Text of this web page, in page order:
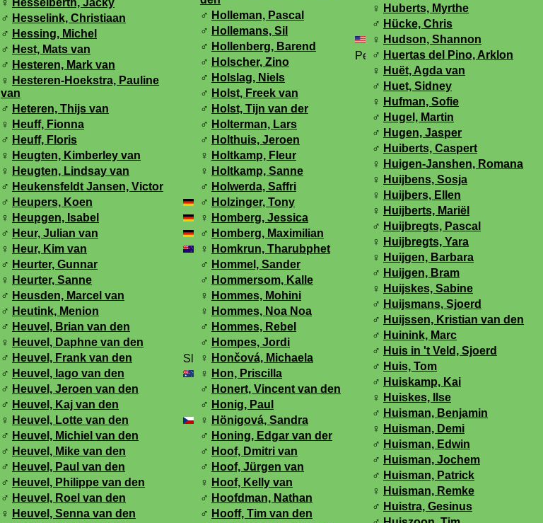
♀ Hesselberth, Jacky
♂ Hesselink, Christiaan
♂ Hessing, Michel
♂ Hest, Mats van
♂ Hesteren, Mark van
♀ Hesteren-Hoekstra, Pauline
van
♂ Heteren, Thijs van
♀ Heuff, Fionna
♂ Heuff, Floris
♀ Heugten, Kimberley van
♀ Heugten, Lindsay van
♂ Heukensfeldt Jansen, Victor
♂ Heupers, Koen
♀ Heupgen, Isabel
♂ Heur, Julian van
♀ Heur, Kim van
♂ Heurter, Gunnar
♀ Heurter, Sanne
♂ Heusden, Marcel van
♂ Heutink, Menion
♂ Heuvel, Brian van den
♀ Heuvel, Daphne van den
♂ Heuvel, Frank van den
♂ Heuvel, Iago van den
♂ Heuvel, Jeroen van den
♂ Heuvel, Kaj van den
♀ Heuvel, Lotte van den
♂ Heuvel, Michiel van den
♂ Heuvel, Mike van den
♂ Heuvel, Paul van den
♂ Heuvel, Philippe van den
♂ Heuvel, Roel van den
♀ Heuvel, Senna van den
♂ Holleman, Pascal
♂ Hollemans, Sil
♂ Hollenberg, Barend
♂ Holscher, Zino
♂ Holslag, Niels
♂ Holst, Freek van
♂ Holst, Tijn van der
♂ Holterman, Lars
♂ Holthuis, Jeroen
♀ Holtkamp, Fleur
♀ Holtkamp, Sanne
♂ Holwerda, Saffri
♂ Holzinger, Tony
♀ Homberg, Jessica
♂ Homberg, Maximilian
♀ Homkrun, Tharubphet
♂ Hommel, Sander
♂ Hommersom, Kalle
♀ Hommes, Mohini
♀ Hommes, Noa Noa
♂ Hommes, Rebel
♂ Hompes, Jordi
♀ Hončová, Michaela
♀ Hon, Priscilla
♂ Honert, Vincent van den
♂ Honig, Paul
♀ Hönigová, Sandra
♂ Honing, Edgar van der
♂ Hoof, Dmitri van
♂ Hoof, Jürgen van
♀ Hoof, Kelly van
♂ Hoofdman, Nathan
♂ Hooff, Tim van den
♀ Huberts, Myrthe
♂ Hücke, Chris
♀ Hudson, Shannon
♂ Huertas del Pino, Arklon
♀ Huët, Agda van
♂ Huet, Sidney
♀ Hufman, Sofie
♂ Hugel, Martin
♂ Hugen, Jasper
♂ Huiberts, Caspert
♀ Huigen-Janshen, Romana
♀ Huijbens, Sosja
♀ Huijbers, Ellen
♀ Huijberts, Mariël
♂ Huijbregts, Pascal
♀ Huijbregts, Yara
♀ Huijgen, Barbara
♂ Huijgen, Bram
♀ Huijskes, Sabine
♂ Huijsmans, Sjoerd
♂ Huijssen, Kristian van den
♂ Huinink, Marc
♂ Huis in 't Veld, Sjoerd
♂ Huis, Tom
♂ Huiskamp, Kai
♀ Huiskes, Ilse
♂ Huisman, Benjamin
♀ Huisman, Demi
♂ Huisman, Edwin
♂ Huisman, Jochem
♂ Huisman, Patrick
♀ Huisman, Remke
♂ Huistra, Gesinus